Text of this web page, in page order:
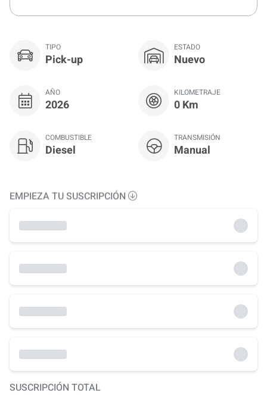
TIPO
Pick-up
ESTADO
Nuevo
AÑO
2026
KILOMETRAJE
0 Km
COMBUSTIBLE
Diesel
TRANSMISIÓN
Manual
EMPIEZA TU SUSCRIPCIÓN
SUSCRIPCIÓN TOTAL